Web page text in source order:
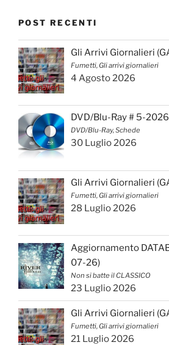
POST RECENTI
Gli Arrivi Giornalieri
Fumetti, Gli arrivi giornalieri
4 Agosto 2026
DVD/Blu-Ray # 5-2026
DVD/Blu-Ray, Schede
30 Luglio 2026
Gli Arrivi Giornalieri
Fumetti, Gli arrivi giornalieri
28 Luglio 2026
Aggiornamento
07-26)
Non si batte il CLASSICO
23 Luglio 2026
Gli Arrivi Giornalieri
Fumetti, Gli arrivi giornalieri
21 Luglio 2026